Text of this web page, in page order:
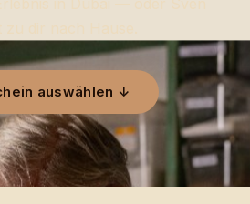
auswählen ↓